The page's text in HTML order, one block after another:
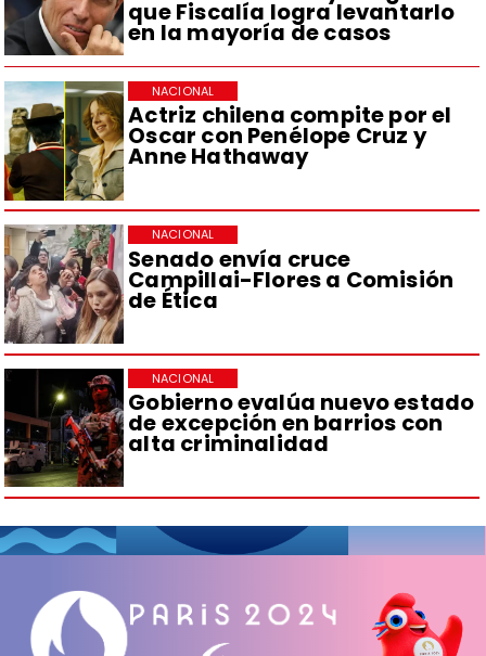
que Fiscalía logra levantarlo
en la mayoría de casos
Actriz chilena compite por el
Oscar con Penélope Cruz y
Anne Hathaway
NACIONAL
Senado envía cruce
Campillai-Flores a Comisión
de Ética
NACIONAL
Gobierno evalúa nuevo estado
de excepción en barrios con
alta criminalidad
NACIONAL